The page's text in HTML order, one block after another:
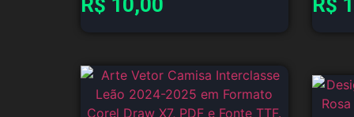
R$ 10,00 R$